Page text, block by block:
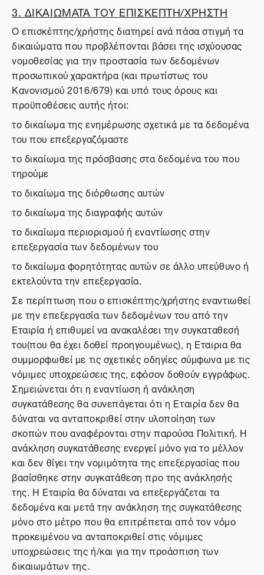
3. ΔΙΚΑΙΩΜΑΤΑ ΤΟΥ ΕΠΙΣΚΕΠΤΗ/ΧΡΗΣΤΗ
Ο επισκέπτης/χρήστης διατηρεί ανά πάσα στιγμή τα
δικαιώματα που προβλέπονται βάσει της ισχύουσας
νομοθεσίας για την προστασία των δεδομένων
προσωπικού χαρακτήρα (και πρωτίστως του
Κανονισμού 2016/679) και υπό τους όρους και
προϋποθέσεις αυτής ήτοι:
το δικαίωμα της ενημέρωσης σχετικά με τα δεδομένα
του που επεξεργαζόμαστε
το δικαίωμα της πρόσβασης στα δεδομένα του που
τηρούμε
το δικαίωμα της διόρθωσης αυτών
το δικαίωμα της διαγραφής αυτών
το δικαίωμα περιορισμού ή εναντίωσης στην
επεξεργασία των δεδομένων του
το δικαίωμα φορητότητας αυτών σε άλλο υπεύθυνο ή
εκτελούντα την επεξεργασία.
Σε περίπτωση που ο επισκέπτης/χρήστης εναντιωθεί
με την επεξεργασία των δεδομένων του από την
Εταιρία ή επιθυμεί να ανακαλέσει την συγκαταθεσή
του(που θα έχει δοθεί προηγουμένως), η Εταιρια θα
συμμορφωθεί με τις σχετικές οδηγίες σύμφωνα με τις
νόμιμες υποχρεώσεις της, εφόσον δοθούν εγγράφως.
Σημειώνεται ότι η εναντίωση ή ανάκληση
συγκατάθεσης θα συνεπάγεται ότι η Εταιρία δεν θα
δύναται να ανταποκριθεί στην υλοποίηση των
σκοπών που αναφέρονται στην παρούσα Πολιτική. Η
ανάκληση συγκατάθεσης ενεργεί μόνο για το μέλλον
και δεν θίγει την νομιμότητα της επεξεργασίας που
βασίσθηκε στην συγκατάθεση προ της ανάκλησής
της. Η Εταιρία θα δύναται να επεξεργάζεται τα
δεδομένα και μετά την ανάκληση της συγκατάθεσης
μόνο στο μέτρο που θα επιτρέπεται από τον νόμο
προκειμένου να ανταποκριθεί στις νόμιμες
υποχρεώσεις της ή/και για την προάσπιση των
δικαιωμάτων της.